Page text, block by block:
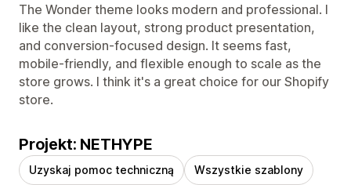
The Wonder theme looks modern and professional. I
like the clean layout, strong product presentation,
and conversion-focused design. It seems fast,
mobile-friendly, and flexible enough to scale as the
store grows. I think it's a great choice for our Shopify
store.
Projekt: NETHYPE
Uzyskaj pomoc techniczną Wszystkie szablony